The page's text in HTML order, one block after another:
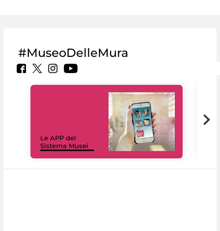
#MuseoDelleMura
Le APP del
Sistema Musei